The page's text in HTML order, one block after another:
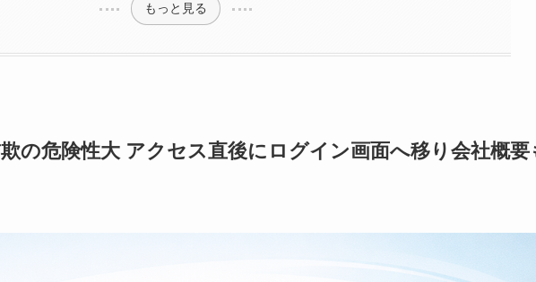
もっと見る
の危険性大 アクセス直後にログイン画面へ移り会社概要